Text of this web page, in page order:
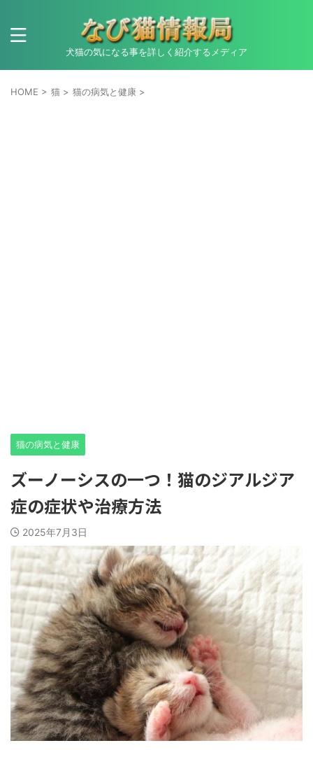
犬猫の気になる事を詳しく紹介するメディア
HOME > 猫 > 猫の病気と健康 >
猫の病気と健康
ズーノーシスの一つ！猫のジアルジア
症の症状や治療方法
2025年7月3日